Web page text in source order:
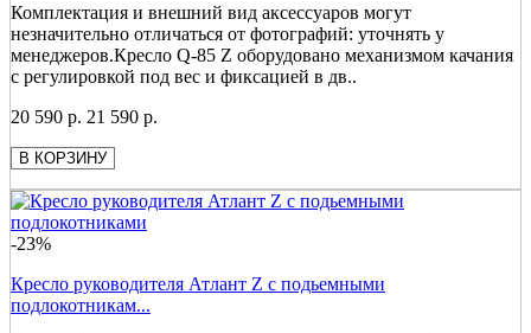
Комплектация и внешний вид аксессуаров могут
незначительно отличаться от фотографий: уточнять у
менеджеров.Кресло Q-85 Z оборудовано механизмом качания
с регулировкой под вес и фиксацией в дв..
20 590 р. 21 590 р.
В КОРЗИНУ
-23%
Кресло руководителя Атлант Z с подьемными
подлокотникам...